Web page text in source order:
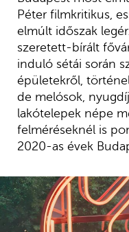
Péter filmkritikus,
elmúlt időszak
szeretett-bírált
induló sétái során
épületekről,
de melósok,
lakótelepek népe
felméréseknél is
2020-as évek